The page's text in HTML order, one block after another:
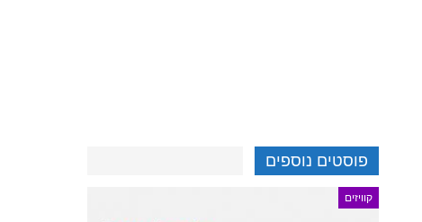
פוסטים נוספים
קוויזים